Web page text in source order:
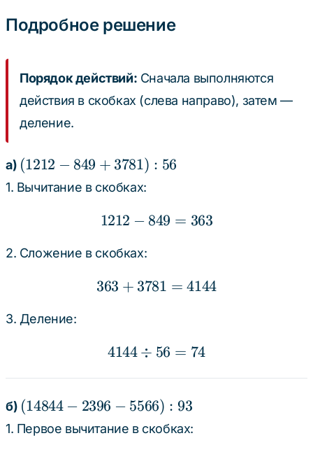
74
Подробное решение
Порядок действий: Сначала выполняются
действия в скобках (слева направо), затем —
деление.
а) (1212
- 849
(1212 − 849 + 3781) : 56
1. Вычитание в скобках:
1212 - 849 = 363
1212 − 849 = 363
2. Сложение в скобках:
363 + 3781 = 4144
363 + 3781 = 4144
3. Деление:
4144 \div 56 = 74
4144 ÷ 56 = 74
б) (14844
- 2396
(14844 − 2396 − 5566) : 93
1. Первое вычитание в скобках: